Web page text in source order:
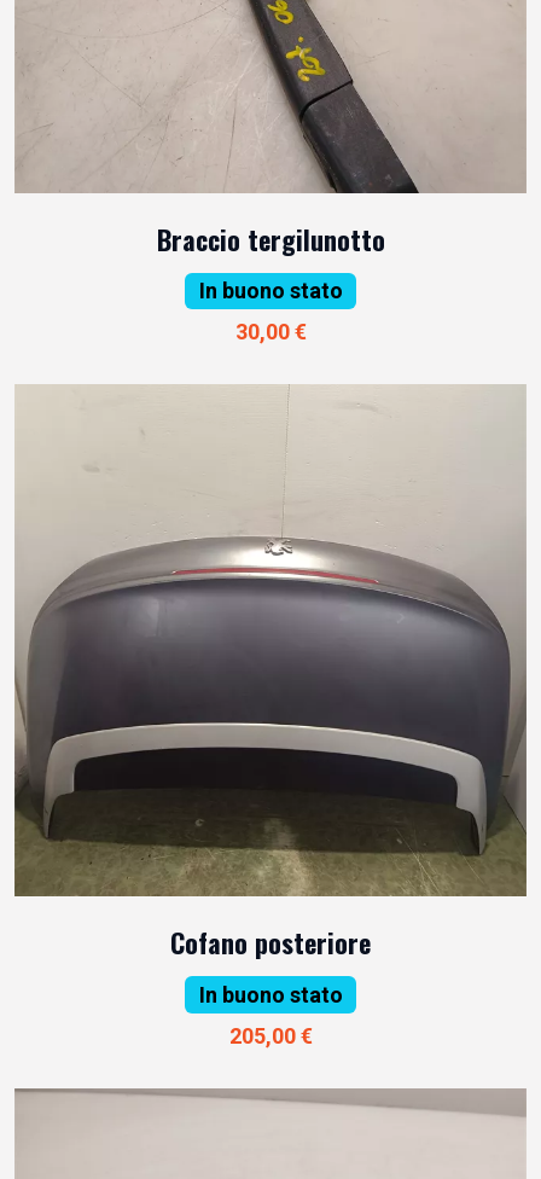
Braccio tergilunotto
In buono stato
30,00 €
Cofano posteriore
In buono stato
205,00 €